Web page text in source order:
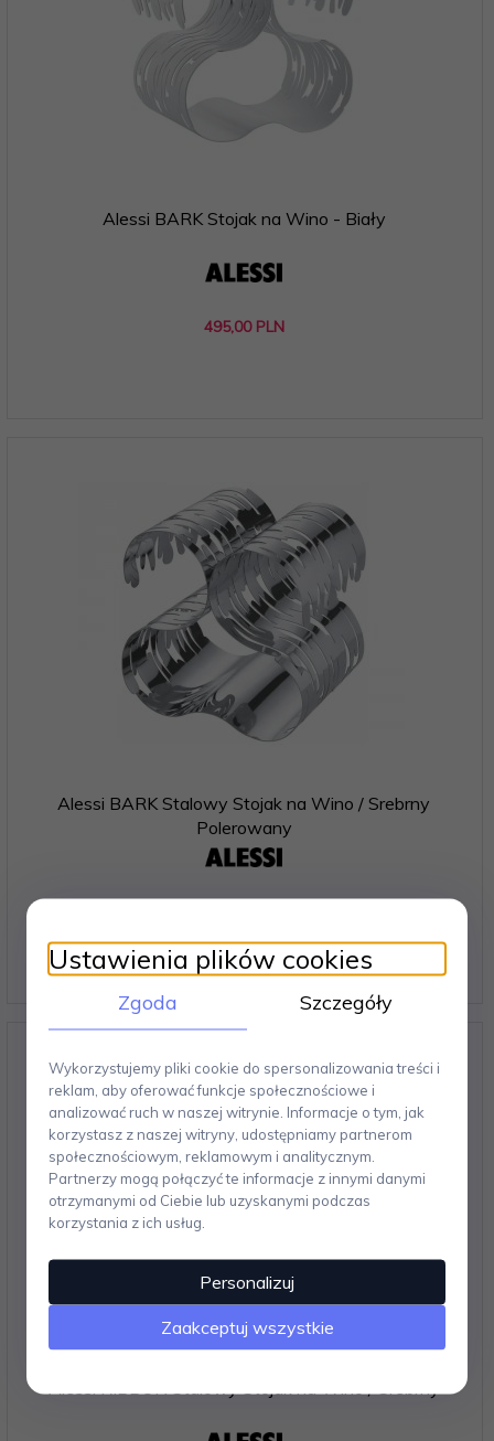
Alessi BARK Stojak na Wino - Biały
495,00 PLN
Alessi BARK Stalowy Stojak na Wino / Srebrny
Polerowany
Ustawienia plików cookies
Zgoda Szczegóły
Wykorzystujemy pliki cookie do spersonalizowania treści i
reklam, aby oferować funkcje społecznościowe i
analizować ruch w naszej witrynie. Informacje o tym, jak
korzystasz z naszej witryny, udostępniamy partnerom
społecznościowym, reklamowym i analitycznym.
Partnerzy mogą połączyć te informacje z innymi danymi
otrzymanymi od Ciebie lub uzyskanymi podczas
korzystania z ich usług.
Personalizuj
Zaakceptuj wszystkie